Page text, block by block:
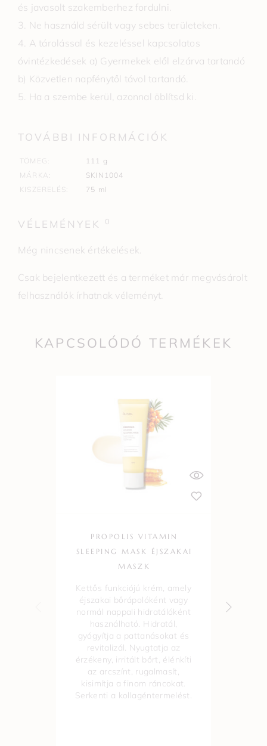
és javasolt szakemberhez fordulni.
3. Ne használd sérült vagy sebes területeken.
4. A tárolással és kezeléssel kapcsolatos
óvintézkedések a) Gyermekek elől elzárva tartandó
b) Közvetlen napfénytől távol tartandó.
5. Ha a szembe kerül, azonnal öblítsd ki.
TOVÁBBI INFORMÁCIÓK
TÖMEG
111 g
MÁRKA
SKIN1004
KISZERELÉS
75 ml
VÉLEMÉNYEK 0
Még nincsenek értékelések.
Csak bejelentkezett és a terméket már megvásárolt
felhasználók írhatnak véleményt.
KAPCSOLÓDÓ TERMÉKEK
PROPOLIS VITAMIN
SLEEPING MASK ÉJSZAKAI
MASZK
Kettős funkciójú krém, amely
éjszakai bőrápolóként vagy
normál nappali hidratálóként
használható. Hidratál,
gyógyítja a pattanásokat és
revitalizál. Nyugtatja az
érzékeny, irritált bőrt, élénkíti
az arcszínt, rugalmasít,
kisimítja a finom ráncokat.
Serkenti a kollagéntermelést.